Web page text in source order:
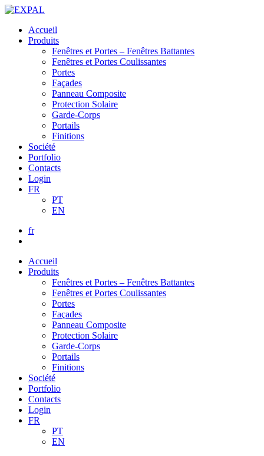
Accueil
Produits
Fenêtres et Portes – Fenêtres Battantes
Fenêtres et Portes Coulissantes
Portes
Façades
Panneau Composite
Protection Solaire
Garde-Corps
Portails
Finitions
Société
Portfolio
Contacts
Login
FR
PT
EN
fr
Accueil
Produits
Fenêtres et Portes – Fenêtres Battantes
Fenêtres et Portes Coulissantes
Portes
Façades
Panneau Composite
Protection Solaire
Garde-Corps
Portails
Finitions
Société
Portfolio
Contacts
Login
FR
PT
EN